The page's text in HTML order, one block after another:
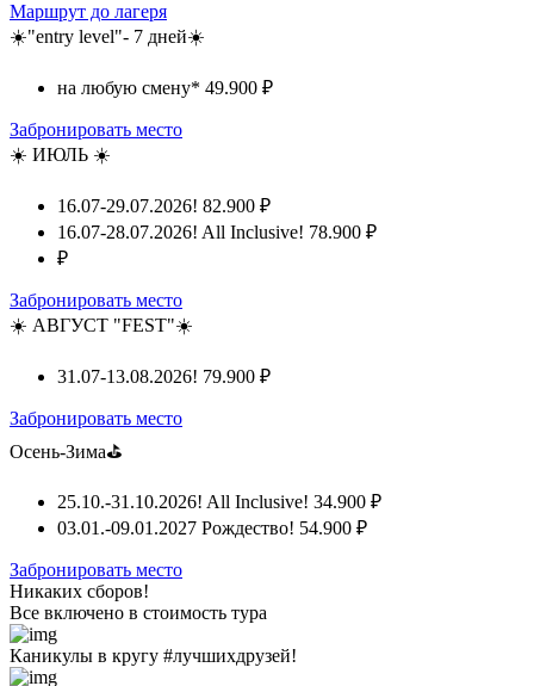
Маршрут до лагеря
☀️"entry level"- 7 дней☀️
на любую смену* 49.900 ₽
Забронировать место
☀️ ИЮЛЬ ☀️
16.07-29.07.2026! 82.900 ₽
16.07-28.07.2026! All Inclusive! 78.900 ₽
₽
Забронировать место
☀️ АВГУСТ "FEST"☀️
31.07-13.08.2026! 79.900 ₽
Забронировать место
Осень-Зима⛳
25.10.-31.10.2026! All Inclusive! 34.900 ₽
03.01.-09.01.2027 Рождество! 54.900 ₽
Забронировать место
Никаких сборов!
Все включено в стоимость тура
Каникулы в кругу #лучшихдрузей!